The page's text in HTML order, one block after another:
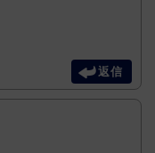
返信